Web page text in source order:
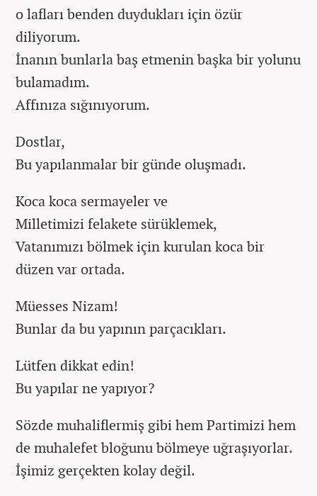
o lafları benden duydukları için özür
diliyorum.
İnanın bunlarla baş etmenin başka bir yolunu
bulamadım.
Affınıza sığınıyorum.
Dostlar,
Bu yapılanmalar bir günde oluşmadı.
Koca koca sermayeler ve
Milletimizi felakete sürüklemek,
Vatanımızı bölmek için kurulan koca bir
düzen var ortada.
Müesses Nizam!
Bunlar da bu yapının parçacıkları.
Lütfen dikkat edin!
Bu yapılar ne yapıyor?
Sözde muhaliflermiş gibi hem Partimizi hem
de muhalefet bloğunu bölmeye uğraşıyorlar.
İşimiz gerçekten kolay değil.